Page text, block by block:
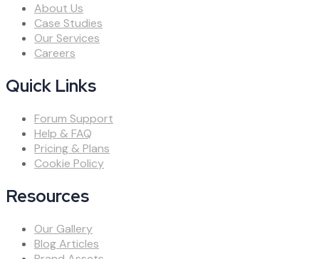
About Us
Case Studies
Our Services
Careers
Quick Links
Forum Support
Help & FAQ
Pricing & Plans
Cookie Policy
Resources
Our Gallery
Blog Articles